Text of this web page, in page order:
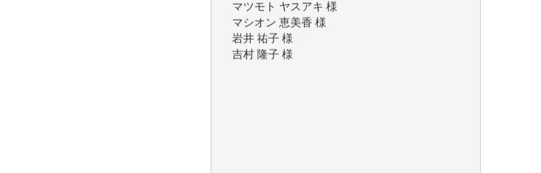
岩井 祐子 様
吉村 隆子 様
新城 靖 様
青木 要 様